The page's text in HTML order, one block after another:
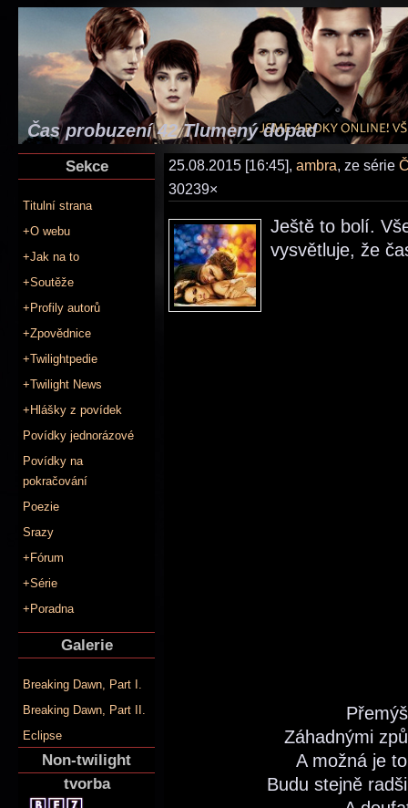
Čas probuzení 42 Tlumený dopad
Sekce
Titulní strana
+O webu
+Jak na to
+Soutěže
+Profily autorů
+Zpovědnice
+Twilightpedie
+Twilight News
+Hlášky z povídek
Povídky jednorázové
Povídky na
pokračování
Poezie
Srazy
+Fórum
+Série
+Poradna
Galerie
Breaking Dawn, Part I.
Breaking Dawn, Part II.
Eclipse
Non-twilight
tvorba
25.08.2015 [16:45], ambra, ze série
30239×
Ještě to bolí.
vysvětluje, že
Záhadnými
A možná je
Budu stejně